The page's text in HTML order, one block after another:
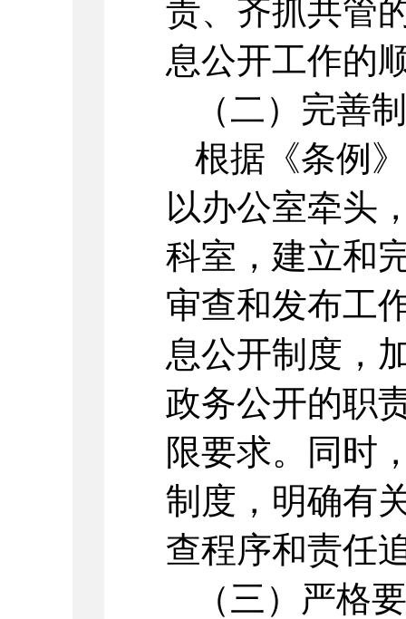
责、齐抓共管
息公开工作的
（二）完善
根据《条例
以办公室牵头
科室，建立和
审查和发布工
息公开制度，
政务公开的职
限要求。同时
制度，明确有
查程序和责任
（三）严格